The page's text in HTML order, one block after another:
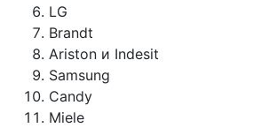
LG
Brandt
Ariston и Indesit
Samsung
Candy
Miele